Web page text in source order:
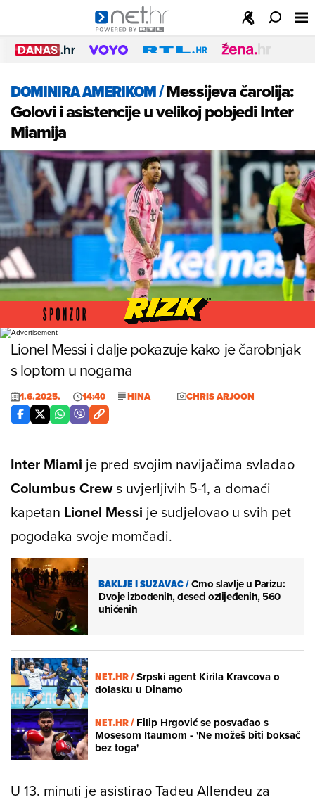
DOMINIRA AMERIKOM/Messijeva čarolija:
Golovi i asistencije u velikoj pobjedi Inter
Miamija
Foto: Chris Arjoon
Lionel Messi i dalje pokazuje kako je čarobnjak
s loptom u nogama
1.6.2025. 14:40 HINA CHRIS ARJOON
Inter Miami je pred svojim navijačima svladao
Columbus Crews uvjerljivih 5-1, a domaći
kapetan Lionel Messi je sudjelovao u svih pet
pogodaka svoje momčadi.
BAKLJE I SUZAVAC/Crno slavlje u Parizu:
Dvoje izbodenih, deseci ozlijeđenih, 560
uhićenih
NET.HR /Srpski agent Kirila Kravcova o
dolasku u Dinamo
NET.HR /Filip Hrgović se posvađao s
Mosesom Itaumom - 'Ne možeš biti boksač
bez toga'
U 13. minuti je asistirao Tadeu Allendeu za